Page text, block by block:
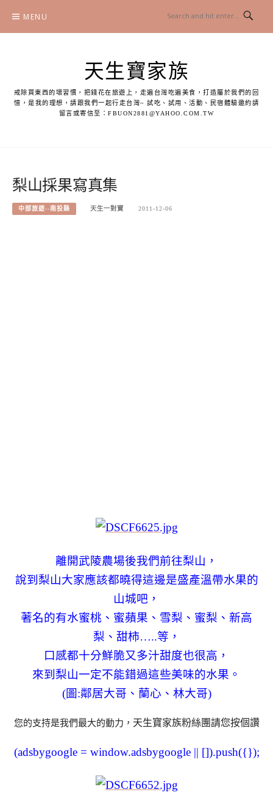
content
MENU
天生寶家族
戒除買東西的壞習慣，把錢花在旅遊上，走遍台灣吃遍美食，打造屬於我們的回
憶，是我的理想，請跟我們一起行走台灣~ 試吃、試用、活動、民宿體驗邀約請
留言或寄信至：FBUON2881@YAHOO.COM.TW
梨山採果寫真集
中部旅遊--南投縣 天生一對寶 2011-12-06
離開武陵農場後我們前往梨山，
說到梨山大家應該都曉得這邊是盛產溫帶水果的
山城吧，
著名的有水蜜桃、蜜蘋果、雪梨、蜜梨、新高
梨、甜柿…..等，
口感都十分鮮脆又多汁甜度也很高，
來到梨山一定不能錯過這些美味的水果。
(圖:鄰居大哥、蘭心、林大哥)
您的支持是我們最大的動力， 天生寶家族粉絲團請您按個讚
(adsbygoogle = window.adsbygoogle || []).push({});